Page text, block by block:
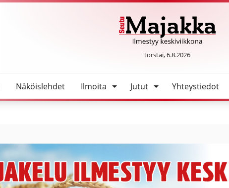
SeutuMajakka
torstai, 6.8.2026
Näköislehdet Ilmoita Jutut Yhteystiedot